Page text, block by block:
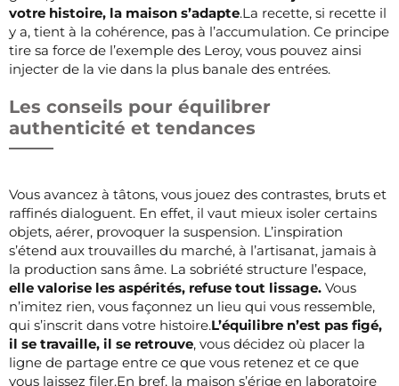
votre histoire, la maison s’adapte.La recette, si recette il
y a, tient à la cohérence, pas à l’accumulation. Ce principe
tire sa force de l’exemple des Leroy, vous pouvez ainsi
injecter de la vie dans la plus banale des entrées.
Les conseils pour équilibrer
authenticité et tendances
Vous avancez à tâtons, vous jouez des contrastes, bruts et
raffinés dialoguent. En effet, il vaut mieux isoler certains
objets, aérer, provoquer la suspension. L’inspiration
s’étend aux trouvailles du marché, à l’artisanat, jamais à
la production sans âme. La sobriété structure l’espace,
elle valorise les aspérités, refuse tout lissage. Vous
n’imitez rien, vous façonnez un lieu qui vous ressemble,
qui s’inscrit dans votre histoire.L’équilibre n’est pas figé,
il se travaille, il se retrouve, vous décidez où placer la
ligne de partage entre ce que vous retenez et ce que
vous laissez filer.En bref, la maison s’érige en laboratoire